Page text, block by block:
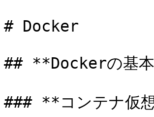
# Docker
## **Dockerの基
### **コンテナ仮